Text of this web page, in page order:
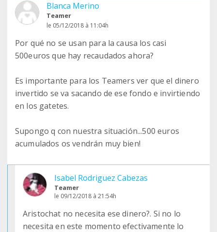
Blanca Merino
Teamer
le 05/12/2018 à 11:04h
Por qué no se usan para la causa los casi
500euros que hay recaudados ahora?
Es importante para los Teamers ver que el dinero
invertido se va sacando de ese fondo e invirtiendo
en los gatetes.
Supongo q con nuestra situación...500 euros
acumulados os vendrán muy bien!
Isabel Rodriguez Cabezas
Teamer
le 09/12/2018 à 21:54h
Aristochat no necesita ese dinero?. Si no lo
necesita en este momento efectivamente lo